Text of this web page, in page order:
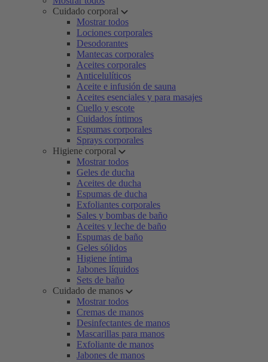
Cuidado corporal
Mostrar todos
Lociones corporales
Desodorantes
Mantecas corporales
Aceites corporales
Anticelulíticos
Aceite e infusión de sauna
Aceites esenciales y para masajes
Cuello y escote
Cuidados íntimos
Espumas corporales
Sprays corporales
Higiene corporal
Mostrar todos
Geles de ducha
Aceites de ducha
Espumas de ducha
Exfoliantes corporales
Sales y bombas de baño
Aceites y leche de baño
Espumas de baño
Geles sólidos
Higiene íntima
Jabones líquidos
Sets de baño
Cuidado de manos
Mostrar todos
Cremas de manos
Desinfectantes de manos
Mascarillas para manos
Exfoliante de manos
Jabones de manos